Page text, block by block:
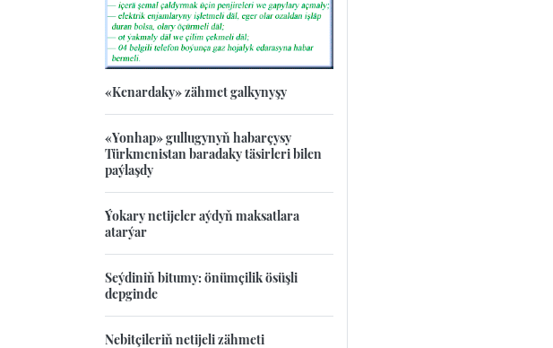
«Kenardaky» zähmet galkynyşy
«Yonhap» gullugynyň habarçysy
Türkmenistan baradaky täsirleri bilen
paýlaşdy
Ýokary netijeler aýdyň maksatlara
atarýar
Seýdiniň bitumy: önümçilik ösüşli
depginde
Nebitçileriň netijeli zähmeti